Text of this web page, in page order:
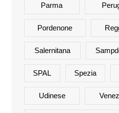
Parma
Pordenone
Salernitana
SPAL Spezia
Udinese